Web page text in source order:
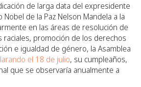
de larga data del expresidente
de la Paz Nelson Mandela a la
en las áreas de resolución de
raciales, promoción de los derechos
e igualdad de género, la Asamblea
el 18 de julio, su cumpleaños,
que se observaría anualmente a